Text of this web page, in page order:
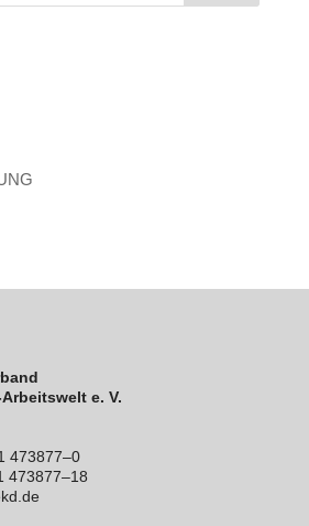
e. V.
473877–0
473877–18